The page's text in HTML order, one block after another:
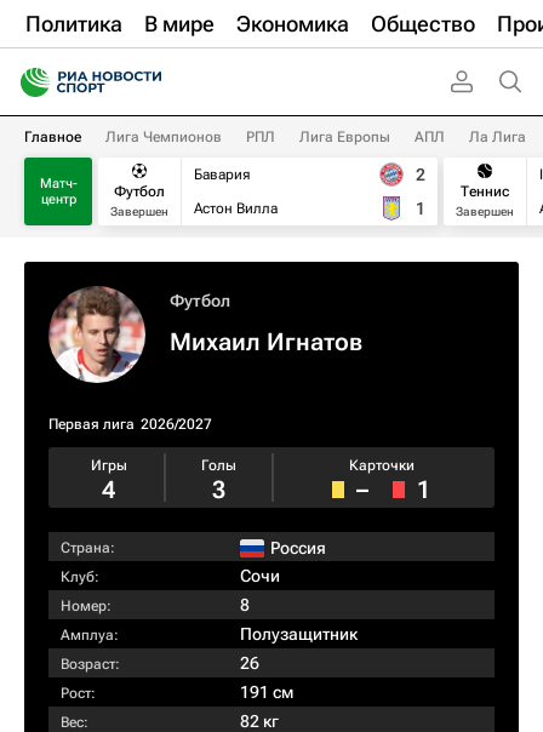
Политика В мире Экономика Общество
Главное Лига Чемпионов РПЛ Лига Европы АПЛ Ла Лига
Матч-
центр
Футбол
Завершен
Бавария
Астон Вилла
2
1
Теннис
Завершен
Футбол
Михаил Игнатов
Первая лига 2026/2027
Игры
4
Голы
3
Карточки
– 1
Страна: Россия
Клуб: Сочи
Номер: 8
Амплуа: Полузащитник
Возраст: 26
Рост: 191 см
Вес: 82 кг